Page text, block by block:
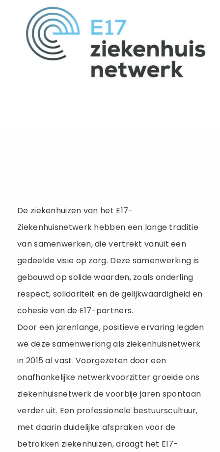
De ziekenhuizen van het E17-
Ziekenhuisnetwerk hebben een lange traditie
van samenwerken, die vertrekt vanuit een
gedeelde visie op zorg. Deze samenwerking is
gebouwd op solide waarden, zoals onderling
respect, solidariteit en de gelijkwaardigheid en
cohesie van de E17-partners.
Door een jarenlange, positieve ervaring legden
we deze samenwerking als ziekenhuisnetwerk
in 2015 al vast. Voorgezeten door een
onafhankelijke netwerkvoorzitter groeide ons
ziekenhuisnetwerk de voorbije jaren spontaan
verder uit. Een professionele bestuurscultuur,
met daarin duidelijke afspraken voor de
betrokken ziekenhuizen, draagt het E17-